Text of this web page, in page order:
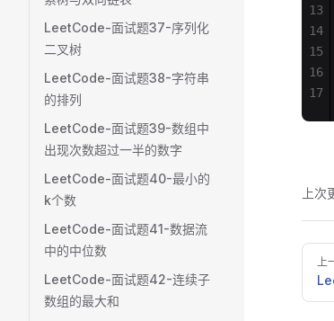
LeetCode-面试题37-序列化
二叉树
LeetCode-面试题38-字符串
的排列
LeetCode-面试题39-数组中
出现次数超过一半的数字
LeetCode-面试题40-最小的
k个数
LeetCode-面试题41-数据流
中的中位数
LeetCode-面试题42-连续子
数组的最大和
13
14
15
16
17
上次
上